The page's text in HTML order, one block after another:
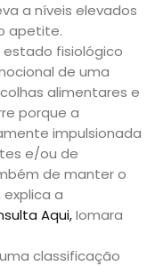
a níveis elevados
apetite.
fisiológico
de uma
alimentares e
porque a
impulsionada
e/ou de
de manter o
a
Aqui,Iomara
classificação